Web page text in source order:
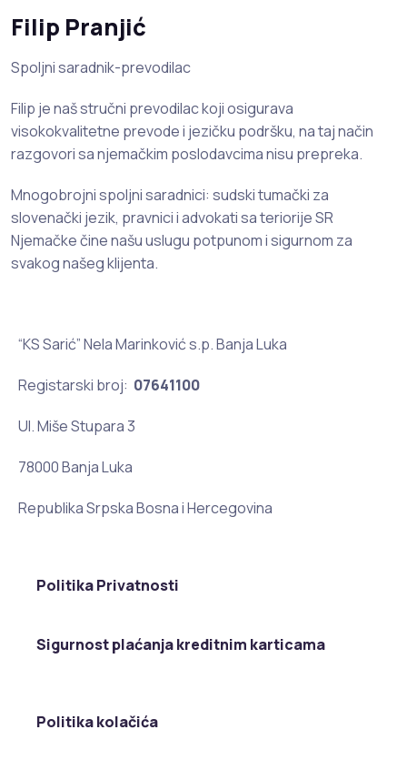
Filip Pranjić
Spoljni saradnik-prevodilac
Filip je naš stručni prevodilac koji osigurava
visokokvalitetne prevode i jezičku podršku, na taj način
razgovori sa njemačkim poslodavcima nisu prepreka.
Mnogobrojni spoljni saradnici: sudski tumački za
slovenački jezik, pravnici i advokati sa teriorije SR
Njemačke čine našu uslugu potpunom i sigurnom za
svakog našeg klijenta.
“KS Sarić” Nela Marinković s.p. Banja Luka
Registarski broj: 07641100
Ul. Miše Stupara 3
78000 Banja Luka
Republika Srpska Bosna i Hercegovina
Politika Privatnosti
Sigurnost plaćanja kreditnim karticama
Politika kolačića